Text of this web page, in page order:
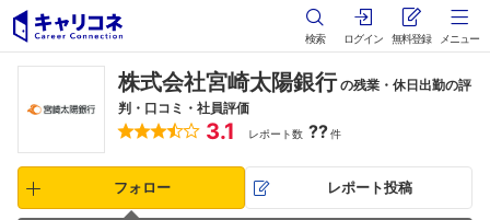
検索 ログイン 無料登録 メニュー
株式会社宮崎太陽銀行 の残業・休日出勤の評
判・口コミ・社員評価
3.1 レポート数 ??件
フォロー レポート投稿